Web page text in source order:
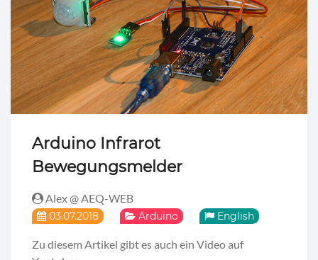
Arduino Infrarot
Bewegungsmelder
Alex @ AEQ-WEB
03.07.2018 Arduino English
Zu diesem Artikel gibt es auch ein Video auf